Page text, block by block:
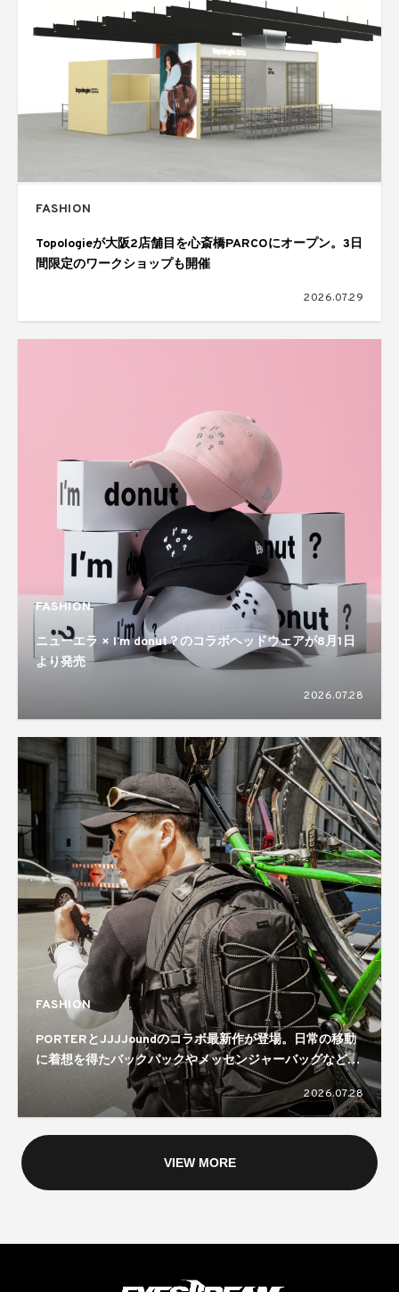
FASHION
Topologieが大阪2店舗目を心斎橋PARCOにオープン。3日
間限定のワークショップも開催
2026.07.29
FASHION
ニューエラ × I’m donut？のコラボヘッドウェアが8月1日
より発売
2026.07.28
FASHION
PORTERとJJJJoundのコラボ最新作が登場。日常の移動
に着想を得たバックパックやメッセンジャーバッグなどを
ラインナップ
2026.07.28
VIEW MORE